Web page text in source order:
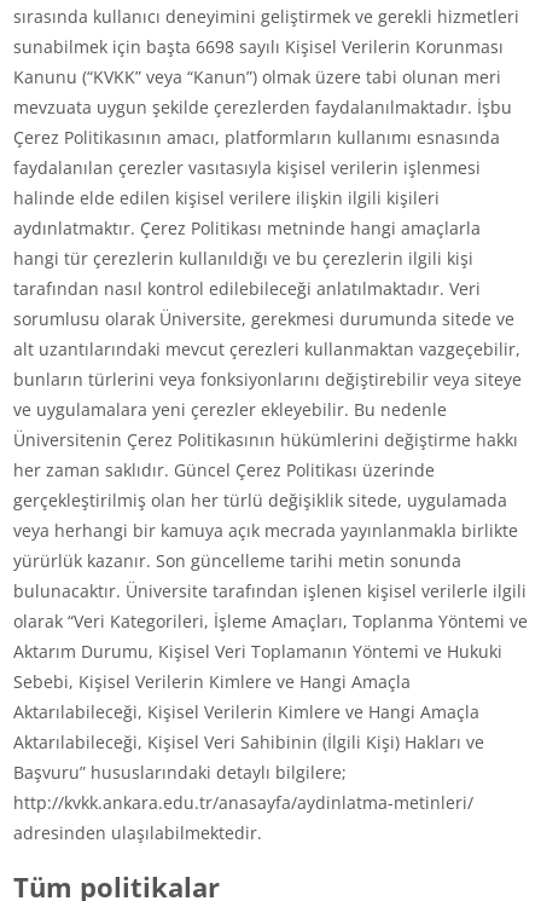
sırasında kullanıcı deneyimini geliştirmek ve gerekli hizmetleri
sunabilmek için başta 6698 sayılı Kişisel Verilerin Korunması
Kanunu (“KVKK” veya “Kanun”) olmak üzere tabi olunan meri
mevzuata uygun şekilde çerezlerden faydalanılmaktadır. İşbu
Çerez Politikasının amacı, platformların kullanımı esnasında
faydalanılan çerezler vasıtasıyla kişisel verilerin işlenmesi
halinde elde edilen kişisel verilere ilişkin ilgili kişileri
aydınlatmaktır. Çerez Politikası metninde hangi amaçlarla
hangi tür çerezlerin kullanıldığı ve bu çerezlerin ilgili kişi
tarafından nasıl kontrol edilebileceği anlatılmaktadır. Veri
sorumlusu olarak Üniversite, gerekmesi durumunda sitede ve
alt uzantılarındaki mevcut çerezleri kullanmaktan vazgeçebilir,
bunların türlerini veya fonksiyonlarını değiştirebilir veya siteye
ve uygulamalara yeni çerezler ekleyebilir. Bu nedenle
Üniversitenin Çerez Politikasının hükümlerini değiştirme hakkı
her zaman saklıdır. Güncel Çerez Politikası üzerinde
gerçekleştirilmiş olan her türlü değişiklik sitede, uygulamada
veya herhangi bir kamuya açık mecrada yayınlanmakla birlikte
yürürlük kazanır. Son güncelleme tarihi metin sonunda
bulunacaktır. Üniversite tarafından işlenen kişisel verilerle ilgili
olarak “Veri Kategorileri, İşleme Amaçları, Toplanma Yöntemi ve
Aktarım Durumu, Kişisel Veri Toplamanın Yöntemi ve Hukuki
Sebebi, Kişisel Verilerin Kimlere ve Hangi Amaçla
Aktarılabileceği, Kişisel Verilerin Kimlere ve Hangi Amaçla
Aktarılabileceği, Kişisel Veri Sahibinin (İlgili Kişi) Hakları ve
Başvuru” hususlarındaki detaylı bilgilere;
http://kvkk.ankara.edu.tr/anasayfa/aydinlatma-metinleri/
adresinden ulaşılabilmektedir.
Tüm politikalar